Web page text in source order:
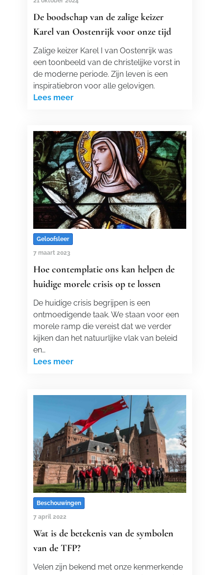
De boodschap van de zalige keizer
Karel van Oostenrijk voor onze tijd
Zalige keizer Karel I van Oostenrijk was
een toonbeeld van de christelijke vorst in
de moderne periode. Zijn leven is een
inspiratiebron voor alle gelovigen.
Lees meer
Geloofsleer
7 maart 2023
Hoe contemplatie ons kan helpen de
huidige morele crisis op te lossen
De huidige crisis begrijpen is een
ontmoedigende taak. We staan voor een
morele ramp die vereist dat we verder
kijken dan het natuurlijke vlak van beleid
en…
Lees meer
Beschouwingen
7 april 2022
Wat is de betekenis van de symbolen
van de TFP?
Velen zijn bekend met onze kenmerkende